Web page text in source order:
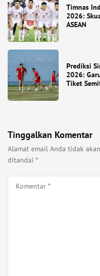
Timnas
2026:
ASEAN
Prediksi
2026:
Tiket
Tinggalkan Komentar
Alamat email Anda tidak
ditandai *